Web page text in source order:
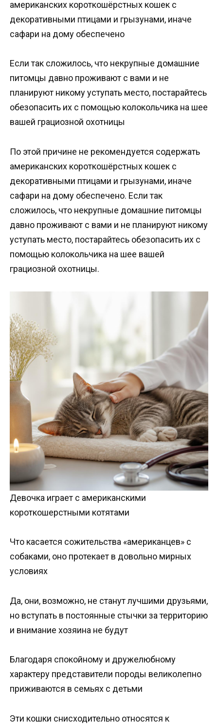
американских короткошёрстных кошек с
декоративными птицами и грызунами, иначе
сафари на дому обеспечено
Если так сложилось, что некрупные домашние
питомцы давно проживают с вами и не
планируют никому уступать место, постарайтесь
обезопасить их с помощью колокольчика на шее
вашей грациозной охотницы
По этой причине не рекомендуется содержать
американских короткошёрстных кошек с
декоративными птицами и грызунами, иначе
сафари на дому обеспечено. Если так
сложилось, что некрупные домашние питомцы
давно проживают с вами и не планируют никому
уступать место, постарайтесь обезопасить их с
помощью колокольчика на шее вашей
грациозной охотницы.
Девочка играет с американскими
короткошерстными котятами
Что касается сожительства «американцев» с
собаками, оно протекает в довольно мирных
условиях
Да, они, возможно, не станут лучшими друзьями,
но вступать в постоянные стычки за территорию
и внимание хозяина не будут
Благодаря спокойному и дружелюбному
характеру представители породы великолепно
приживаются в семьях с детьми
Эти кошки снисходительно относятся к